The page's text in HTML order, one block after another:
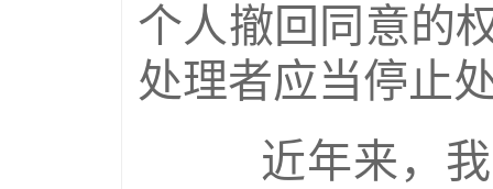
个人撤回同意的
处理者应当停止
近年来，我